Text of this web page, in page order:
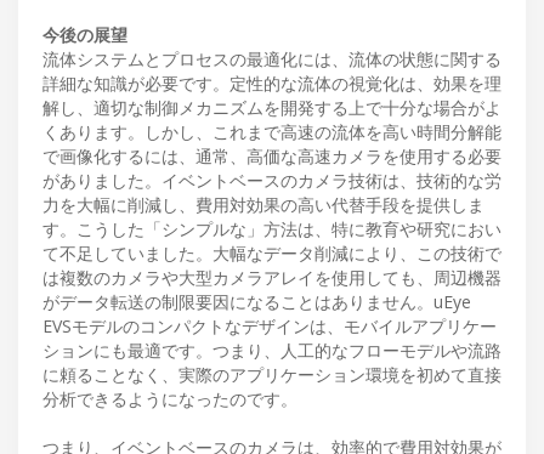
今後の展望
流体システムとプロセスの最適化には、流体の状態に関する
詳細な知識が必要です。定性的な流体の視覚化は、効果を理
解し、適切な制御メカニズムを開発する上で十分な場合がよ
くあります。しかし、これまで高速の流体を高い時間分解能
で画像化するには、通常、高価な高速カメラを使用する必要
がありました。イベントベースのカメラ技術は、技術的な労
力を大幅に削減し、費用対効果の高い代替手段を提供しま
す。こうした「シンプルな」方法は、特に教育や研究におい
て不足していました。大幅なデータ削減により、この技術で
は複数のカメラや大型カメラアレイを使用しても、周辺機器
がデータ転送の制限要因になることはありません。uEye
EVSモデルのコンパクトなデザインは、モバイルアプリケー
ションにも最適です。つまり、人工的なフローモデルや流路
に頼ることなく、実際のアプリケーション環境を初めて直接
分析できるようになったのです。
つまり、イベントベースのカメラは、効率的で費用対効果が